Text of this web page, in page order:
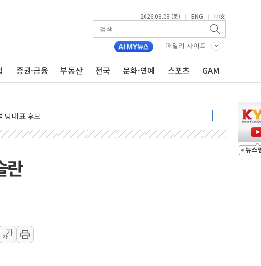
2026.08.08 (토) | ENG | 中文
패밀리 사이트
증권·금융 부동산 전국 문화·연예 스포츠 GAM
40억 긴급 투입…고수온 양식장 복구·지원 '총력'
청래에 '0.86%p' 차 재역전 성공...金 45.42% vs 鄭 44.56%
나선 송영길·정청래·김민석 당대표 후보
당대표 후보
·인천 경선 결과 발표...김민석 47.75% 정청래 42.08%
경선 결과 발표...김민석 52.64% 정청래 39.89% 송영길 7.47%
금융일정(8.10~8.14)
가서 흉기 난동…60대 남성 2명 숨져
문에 손해 보는 일 없게"…'결혼 페널티' 22개 과제 손본다
란
가
가